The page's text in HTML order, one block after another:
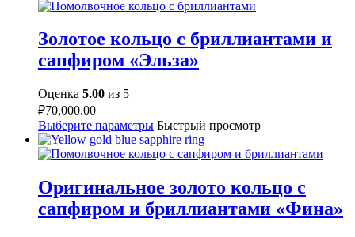
Золотое кольцо с бриллиантами и
сапфиром «Эльза»
Оценка 5.00 из 5
₽70,000.00
Выберите параметры Быстрый просмотр
Оригинальное золото кольцо с
сапфиром и бриллиантами «Фина»